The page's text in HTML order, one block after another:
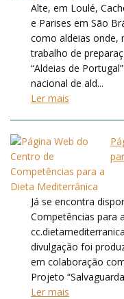
Alte, em Loulé,
e Parises em São
como aldeias onde,
trabalho de
“Aldeias de
nacional de ald...
Ler mais
Já se encontra
Competências para
divulgação foi
em colaboração
Projeto
Ler mais